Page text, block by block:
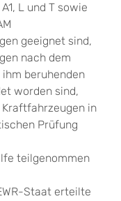
L und T sowie
geeignet sind,
nach dem
beruhenden
worden sind,
in
Prüfung
teilgenommen
Staat erteilte